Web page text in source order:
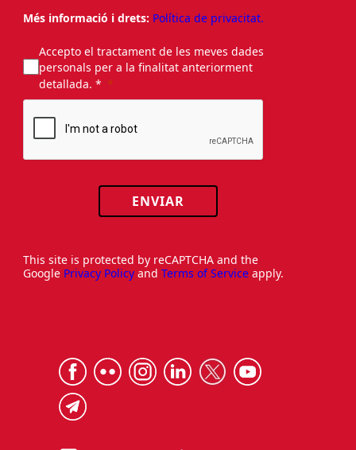
Més informació i drets: Política de privacitat.
Accepto el tractament de les meves dades
personals per a la finalitat anteriorment
detallada. *
ENVIAR
This site is protected by reCAPTCHA and the
Google Privacy Policy and Terms of Service apply.